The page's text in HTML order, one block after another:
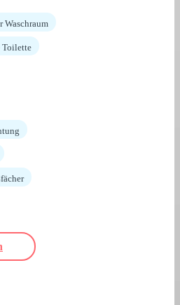
Waschraum
Toilette